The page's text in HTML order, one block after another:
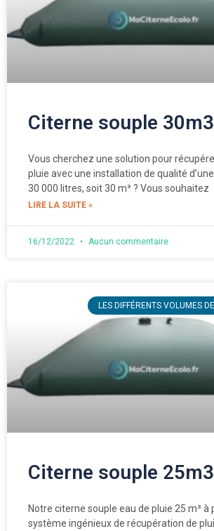
Citerne souple 30m3
Vous cherchez une solution pour
pluie avec une installation de qualité
30 000 litres, soit 30 m³ ? Vous souhaitez
LIRE LA SUITE »
16/12/2022 Aucun commentaire
LES DIFFÉRENTS VOLUMES
Citerne souple 25m3
Notre citerne souple eau de pluie 25 m³ à
système ingénieux de récupération de